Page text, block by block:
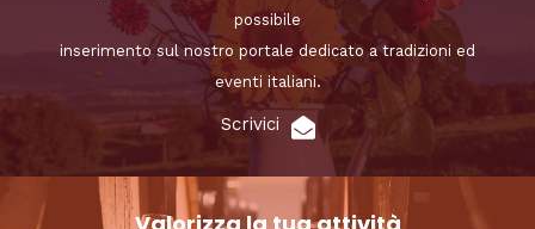
possibile
inserimento sul nostro portale dedicato a tradizioni ed
eventi italiani.
Scrivici